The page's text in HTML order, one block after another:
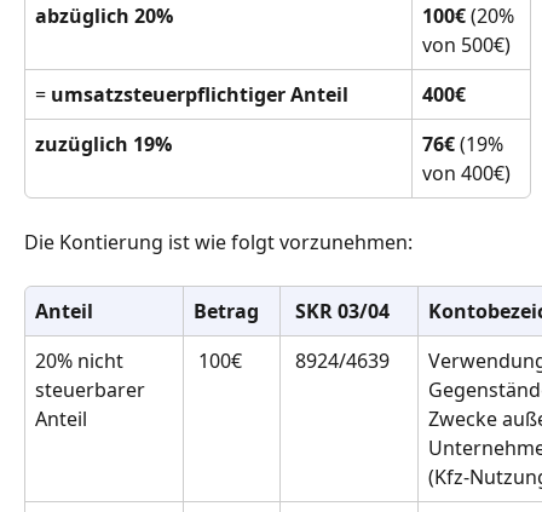
abzüglich 20%
100€ (20%
von 500€)
= umsatzsteuerpflichtiger Anteil
400€
zuzüglich 19%
76€ (19%
von 400€)
Die Kontierung ist wie folgt vorzunehmen:
Anteil Betrag SKR 03/04
20% nicht
steuerbarer
Anteil
100€ 8924/4639
Zwecke
(Kfz-